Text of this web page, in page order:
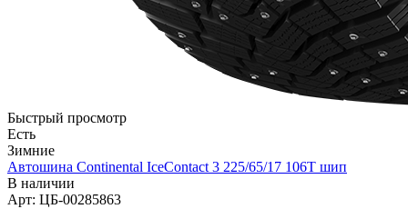
Быстрый просмотр
Есть
Зимние
Автошина Continental IceContact 3 225/65/17 106T шип
В наличии
Арт: ЦБ-00285863